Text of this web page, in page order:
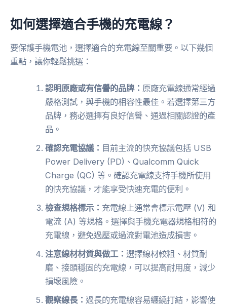
如何選擇適合手機的充電線？
要保護手機電池，選擇適合的充電線至關重要。以下幾個
重點，讓你輕鬆挑選：
認明原廠或有信譽的品牌： 原廠充電線通常經過
嚴格測試，與手機的相容性最佳。若選擇第三方
品牌，務必選擇有良好信譽、通過相關認證的產
品。
確認充電協議： 目前主流的快充協議包括 USB
Power Delivery (PD)、Qualcomm Quick
Charge (QC) 等。確認充電線支持手機所使用
的快充協議，才能享受快速充電的便利。
檢查規格標示： 充電線上通常會標示電壓 (V) 和
電流 (A) 等規格。選擇與手機充電器規格相符的
充電線，避免過壓或過流對電池造成損害。
注意線材材質與做工：選擇線材較粗、材質耐
磨、接頭穩固的充電線，可以提高耐用度，減少
損壞風險。
觀察線長：過長的充電線容易纏繞打結，影響使